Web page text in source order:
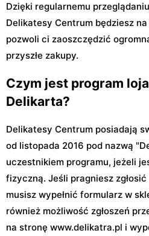
Dzięki regularnemu
Delikatesy Centrum będziesz
pozwoli ci zaoszczędzić
przyszłe zakupy.
Czym jest program
Delikarta?
Delikatesy Centrum posiadają
od listopada 2016 pod nazwą
uczestnikiem programu, jeżeli
fizyczną. Jeśli pragniesz
musisz wypełnić formularz w
również możliwość zgłoszeń
na stronę www.delikatra.pl i